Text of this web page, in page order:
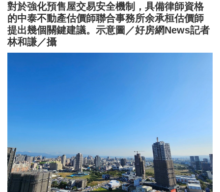
對於強化預售屋交易安全機制，具備律師資格
的中泰不動產估價師聯合事務所余承桓估價師
提出幾個關鍵建議。示意圖／好房網News記者
林和謙／攝